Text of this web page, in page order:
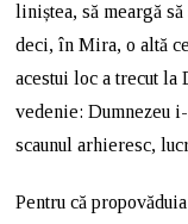
liniștea, să meargă
deci, în Mira, o altă
acestui loc a trecut la
vedenie: Dumnezeu
scaunul arhieresc,
Pentru că